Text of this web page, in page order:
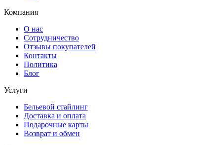
Компания
О нас
Сотрудничество
Отзывы покупателей
Контакты
Политика
Блог
Услуги
Бельевой стайлинг
Доставка и оплата
Подарочные карты
Возврат и обмен